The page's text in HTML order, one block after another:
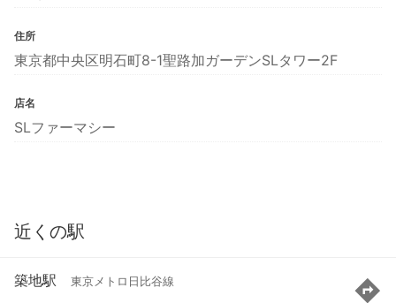
住所
東京都中央区明石町8-1聖路加ガーデンSLタワー2F
店名
SLファーマシー
近くの駅
築地駅 東京メトロ日比谷線